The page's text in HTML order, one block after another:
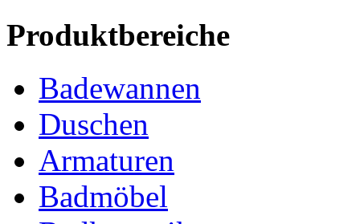
Produktbereiche
Badewannen
Duschen
Armaturen
Badmöbel